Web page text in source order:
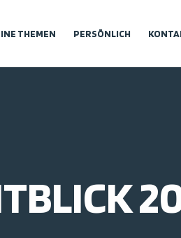
THEMEN PERSÖNLICH